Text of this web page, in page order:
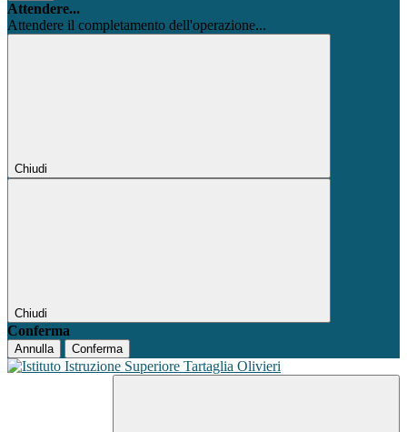
Attendere...
Attendere il completamento dell'operazione...
Chiudi
Chiudi
Conferma
Annulla Conferma